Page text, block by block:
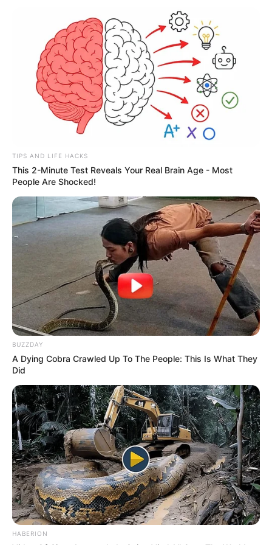
ΤΑ ΠΙΟ ΔΗΜΟΦΙΛΗ
TIPS AND LIFE HACKS
This 2-Minute Test Reveals Your Real Brain Age - Most
People Are Shocked!
BUZZDAY
A Dying Cobra Crawled Up To The People: This Is What They
Did
HABERION